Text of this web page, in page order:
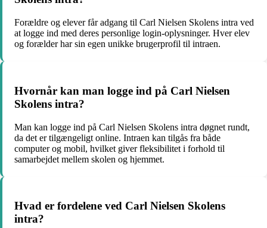
Forældre og elever får adgang til Carl Nielsen Skolens intra ved
at logge ind med deres personlige login-oplysninger. Hver elev
og forælder har sin egen unikke brugerprofil til intraen.
Hvornår kan man logge ind på Carl Nielsen
Skolens intra?
Man kan logge ind på Carl Nielsen Skolens intra døgnet rundt,
da det er tilgængeligt online. Intraen kan tilgås fra både
computer og mobil, hvilket giver fleksibilitet i forhold til
samarbejdet mellem skolen og hjemmet.
Hvad er fordelene ved Carl Nielsen Skolens
intra?